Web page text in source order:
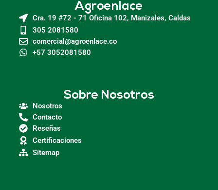
Agroenlace
Cra. 19 #72 - 71 Oficina 102, Manizales, Caldas
305 2081580
comercial@agroenlace.co
+57 3052081580
Sobre Nosotros
Nosotros
Contacto
Reseñas
Certificaciones
Sitemap